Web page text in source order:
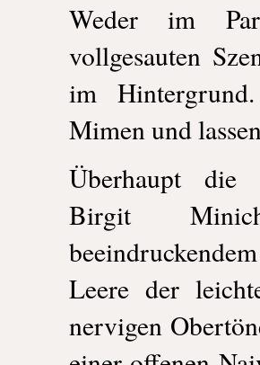
Weder im
vollgesauten
im
Mimen und
Überhaupt die
Birgit
Leere der
nervigen